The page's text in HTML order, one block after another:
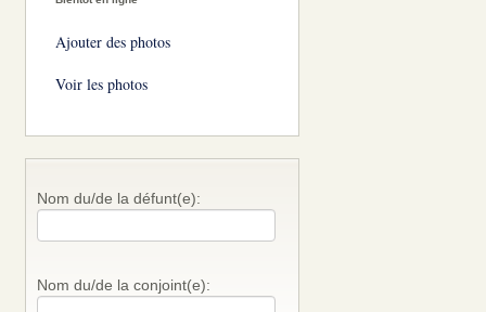
Ajouter des photos
Voir les photos
Nom du/de la défunt(e):
Nom du/de la conjoint(e):